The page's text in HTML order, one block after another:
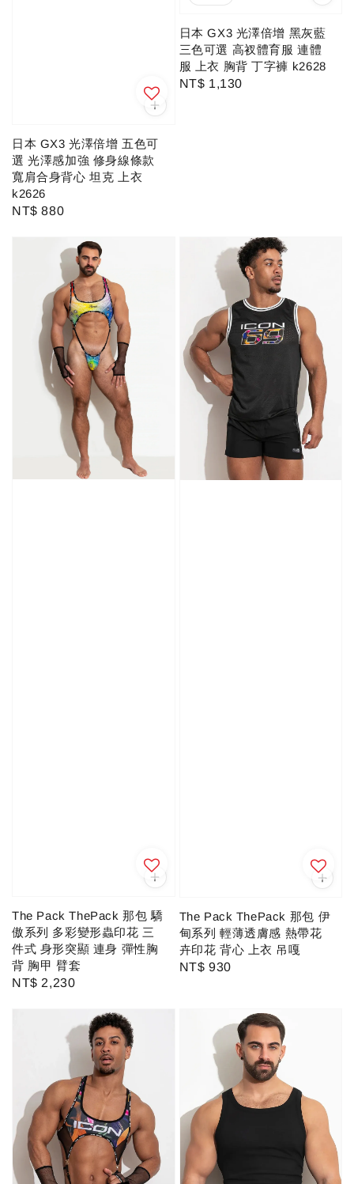
日本 GX3 光澤倍增 五色可
選 光澤感加強 修身線條款
寬肩合身背心 坦克 上衣
k2626
Regular
NT$ 880
日本 GX3 光澤倍增 黑灰藍
三色可選 高衩體育服 連體
服 上衣 胸背 丁字褲 k2628
Regular
NT$ 1,130
The Pack ThePack 那包 驕
傲系列 多彩變形蟲印花 三
件式 身形突顯 連身 彈性胸
背 胸甲 臂套
Regular
NT$ 2,230
The Pack ThePack 那包 伊
甸系列 輕薄透膚感 熱帶花
卉印花 背心 上衣 吊嘎
Regular
NT$ 930